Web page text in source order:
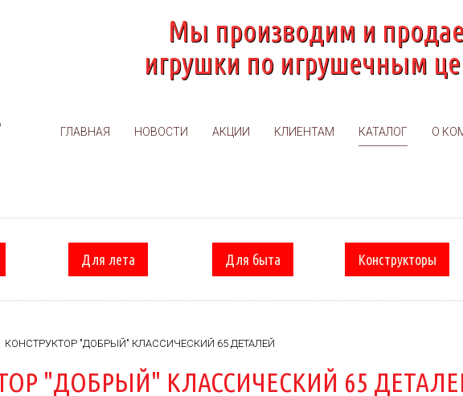
Мы производим и
игрушки по игрушечным
ГЛАВНАЯ НОВОСТИ АКЦИИ КЛИЕНТАМ КАТАЛОГ О
Для лета Для быта Конструкторы
КОНСТРУКТОР "ДОБРЫЙ" КЛАССИЧЕСКИЙ 65 ДЕТАЛЕЙ
"ДОБРЫЙ" КЛАССИЧЕСКИЙ 65